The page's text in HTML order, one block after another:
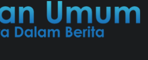
Gagal Dapat Ganti
Rp 206 Juta
08/2026 12:28 WIB ||HUKUM